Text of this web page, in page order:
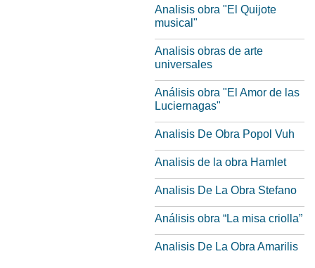
Analisis obra "El Quijote
musical"
Analisis obras de arte
universales
Análisis obra "El Amor de las
Luciernagas"
Analisis De Obra Popol Vuh
Analisis de la obra Hamlet
Analisis De La Obra Stefano
Análisis obra “La misa criolla”
Analisis De La Obra Amarilis